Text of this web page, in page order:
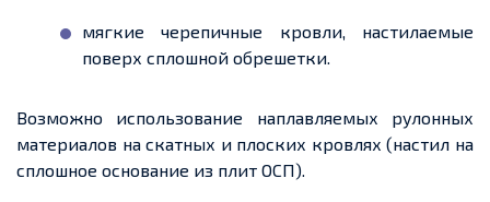
мягкие черепичные кровли, настилаемые
поверх сплошной обрешетки.
Возможно использование наплавляемых рулонных
материалов на скатных и плоских кровлях (настил на
сплошное основание из плит ОСП).